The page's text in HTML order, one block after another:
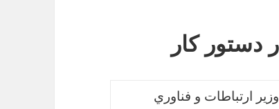
دستور کار
ارتباطات و فناوري